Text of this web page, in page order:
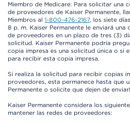
Miembro de Medicare: Para solicitar una
de proveedores de Kaiser Permanente,
Miembros al 1-800-476-2167, los siete
8 p. m. Kaiser Permanente le enviará
de proveedores en un plazo de tres (3)
solicitud. Kaiser Permanente podría
copia impresa es una solicitud única o si
para recibir esta copia impresa.
Si realiza la solicitud para recibir copias
proveedores, esta permanece hasta que
Permanente o solicite que dejen de
Kaiser Permanente considera los
mantener las redes de proveedores: